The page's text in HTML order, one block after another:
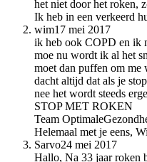
het niet door het roken,
Ik heb in een verkeerd
wim17 mei 2017
ik heb ook COPD en ik
moe nu wordt ik al het
moet dan puffen om me
dacht altijd dat als je
nee het wordt steeds
STOP MET ROKEN
Team
Helemaal met je eens,
Sarvo24 mei 2017
Hallo, Na 33 jaar roken